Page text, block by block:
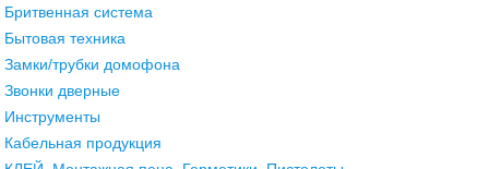
Бритвенная система
Бытовая техника
Замки/трубки домофона
Звонки дверные
Инструменты
Кабельная продукция